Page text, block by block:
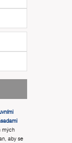
mých
aby se